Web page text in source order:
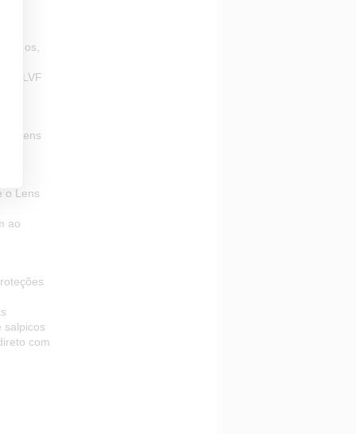
e
olhos,
LVF
o Lens
ao
salpicos
com